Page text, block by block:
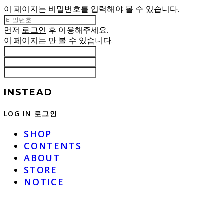
이 페이지는 비밀번호를 입력해야 볼 수 있습니다.
먼저 로그인 후 이용해주세요.
이 페이지는 만 볼 수 있습니다.
INSTEAD
LOG IN 로그인
SHOP
CONTENTS
ABOUT
STORE
NOTICE